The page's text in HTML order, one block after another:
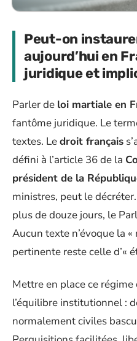
Peut-on
aujourd’hui en
juridique et
Parler de loi martiale en
fantôme juridique. Le
textes. Ledroit français
défini à l’article 36 de la
président de la
ministres, peut le
plus de douze jours, le
Aucun texte n’évoque la
pertinente reste celle d’«
Mettre en place ce régime
l’équilibre institutionnel :
normalement civiles